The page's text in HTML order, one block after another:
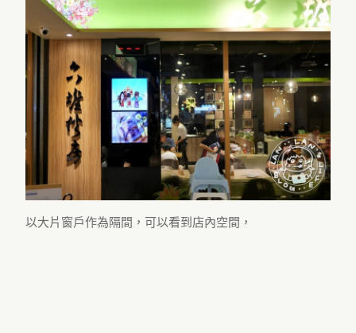
以大片窗戶作為隔間，可以看到店內空間，